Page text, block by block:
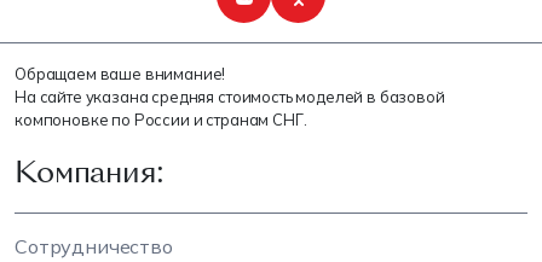
Обращаем ваше внимание!
На сайте указана средняя стоимость моделей в базовой
компоновке по России и странам СНГ.
Компания:
Сотрудничество